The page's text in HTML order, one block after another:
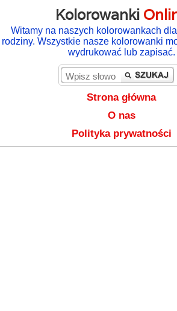
Kolorowanki
Witamy na naszych kolorowankach
rodziny. Wszystkie nasze kolorowanki
wydrukować lub zapisać.
Strona główna
O nas
Polityka prywatności